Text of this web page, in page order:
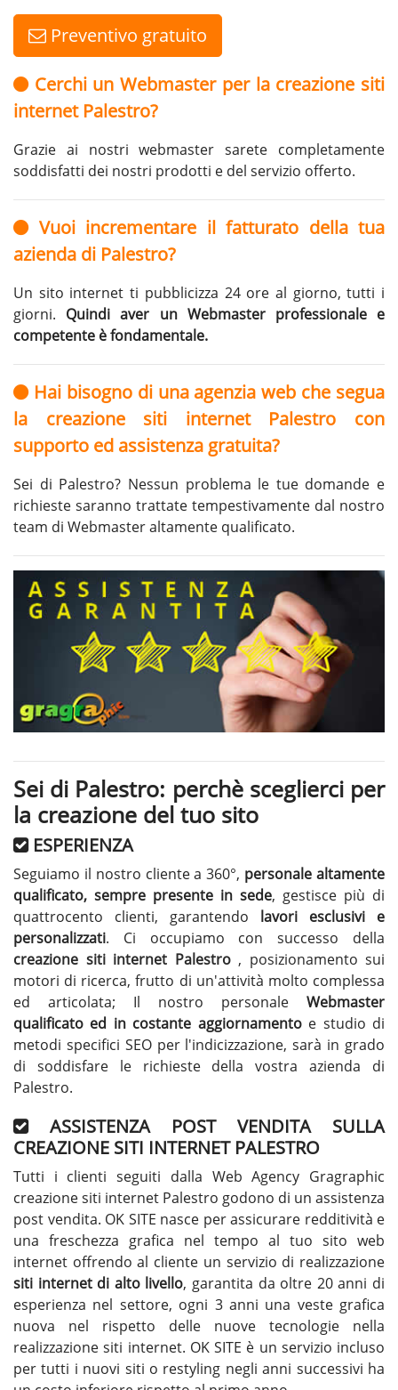
Preventivo gratuito
Cerchi un Webmaster per la creazione siti
internet Palestro?
Grazie ai nostri webmaster sarete completamente
soddisfatti dei nostri prodotti e del servizio offerto.
Vuoi incrementare il fatturato della tua
azienda di Palestro?
Un sito internet ti pubblicizza 24 ore al giorno, tutti i
giorni. Quindi aver un Webmaster professionale e
competente è fondamentale.
Hai bisogno di una agenzia web che segua
la creazione siti internet Palestro con
supporto ed assistenza gratuita?
Sei di Palestro? Nessun problema le tue domande e
richieste saranno trattate tempestivamente dal nostro
team di Webmaster altamente qualificato.
Sei di Palestro: perchè sceglierci per
la creazione del tuo sito
ESPERIENZA
Seguiamo il nostro cliente a 360°, personale altamente
qualificato, sempre presente in sede, gestisce più di
quattrocento clienti, garantendo lavori esclusivi e
personalizzati. Ci occupiamo con successo della
creazione siti internet Palestro, posizionamento sui
motori di ricerca, frutto di un'attività molto complessa
ed articolata; Il nostro personale Webmaster
qualificato ed in costante aggiornamentoe studio di
metodi specifici SEO per l'indicizzazione, sarà in grado
di soddisfare le richieste della vostra azienda di
Palestro.
ASSISTENZA POST VENDITA SULLA
CREAZIONE SITI INTERNET PALESTRO
Tutti i clienti seguiti dalla Web Agency Gragraphic
creazione siti internet Palestro godono di un assistenza
post vendita. OK SITE nasce per assicurare redditività e
una freschezza grafica nel tempo al tuo sito web
internet offrendo al cliente un servizio di realizzazione
siti internet di alto livello, garantita da oltre 20 anni di
esperienza nel settore, ogni 3 anni una veste grafica
nuova nel rispetto delle nuove tecnologie nella
realizzazione siti internet. OK SITE è un servizio incluso
per tutti i nuovi siti o restyling negli anni successivi ha